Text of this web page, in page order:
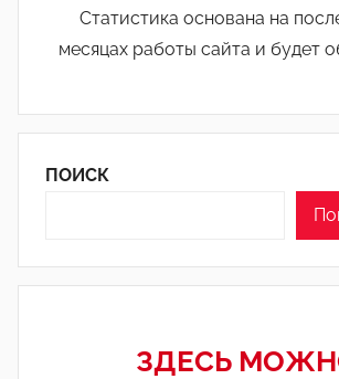
Статистика основана на
месяцах работы сайта и будет
ПОИСК
ЗДЕСЬ